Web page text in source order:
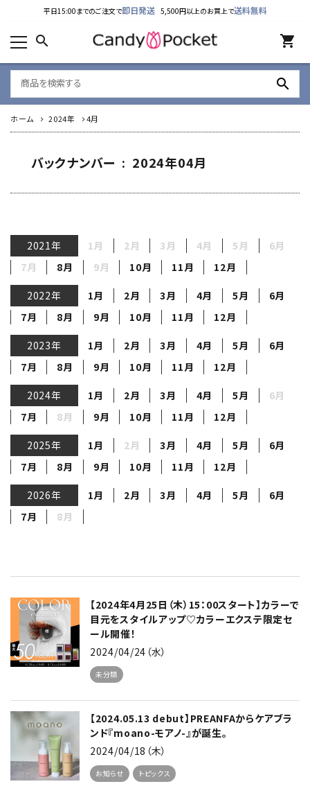
平日15:00までのご注文で即日発送5,500円以上のお買上で送料無料
search shopping_cart
search
ホーム 2024年 4月
バックナンバー : 2024年04月
2021年 1月 2月 3月 4月 5月
6月
7月
8月 9月 10月 11月 12月
2022年 1月 2月 3月 4月 5月
6月
7月
8月 9月 10月 11月 12月
2023年 1月 2月 3月 4月 5月
6月
7月
8月 9月 10月 11月 12月
2024年 1月 2月 3月 4月 5月
6月
7月
8月 9月 10月 11月 12月
2025年 1月 2月 3月 4月 5月
6月
7月
8月 9月 10月 11月 12月
2026年 1月 2月 3月 4月 5月
6月
7月
8月
【2024年4月25日（木）15：00スタート】カラーで
目元をスタイルアップ♡カラーエクステ限定セ
ール開催！
2024/04/24（水）
未分類
【2024.05.13 debut】PREANFAからケアブラ
ンド『moano-モアノ-』が誕生。
2024/04/18（木）
お知らせ トピックス
カテゴリーから探す
ランキング
新着商品
ご利用ガイド
特定商取引法表示について
個人情報取り扱いについて
公式LINE
Instagram